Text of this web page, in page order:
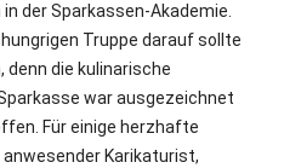
der Sparkassen-Akademie.
Truppe darauf sollte
die kulinarische
war ausgezeichnet
Für einige herzhafte
Karikaturist,